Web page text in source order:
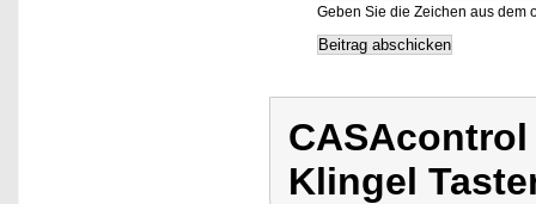
Geben Sie die Zeichen aus dem
Klingel